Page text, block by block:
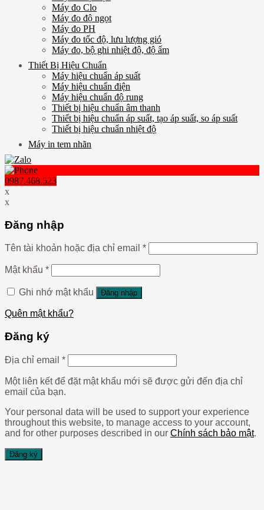
Máy đo Clo
Máy đo độ ngọt
Máy đo PH
Máy đo tốc độ, lưu lượng gió
Máy đo, bộ ghi nhiệt độ, độ ẩm
Thiết Bị Hiệu Chuẩn
Máy hiệu chuẩn áp suất
Máy hiệu chuẩn điện
Máy hiệu chuẩn độ rung
Thiết bị hiệu chuẩn âm thanh
Thiết bị hiệu chuẩn áp suất, tạo áp suất, so áp suất
Thiết bị hiệu chuẩn nhiệt độ
Máy in tem nhãn
0987.468.523
x
x
Đăng nhập
Tên tài khoản hoặc địa chỉ email *
Mật khẩu *
Ghi nhớ mật khẩu Đăng nhập
Quên mật khẩu?
Đăng ký
Địa chỉ email *
Một liên kết để đặt mật khẩu mới sẽ được gửi đến địa chỉ
email của bạn.
Your personal data will be used to support your experience
throughout this website, to manage access to your account,
and for other purposes described in our Chính sách bảo mật.
Đăng ký